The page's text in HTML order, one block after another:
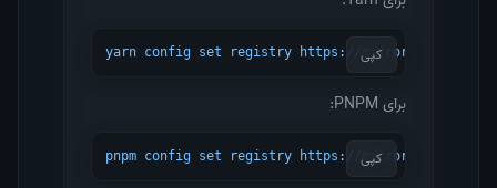
کپی yarn config set registry https://
برای PNPM:
کپی pnpm config set registry https://